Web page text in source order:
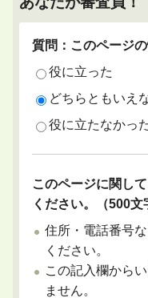
質問：このページ
役に立った
どちらともいえ
役に立たなかっ
このページに関し
ください。（500文
住所・電話番号
ください。
この記入欄から
ません。